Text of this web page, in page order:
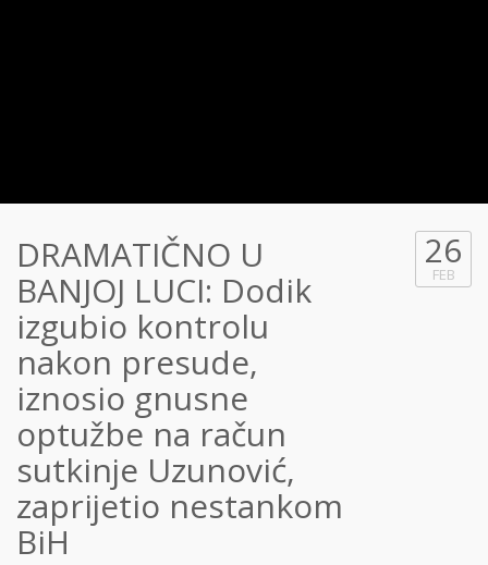
DRAMATIČNO U
BANJOJ LUCI: Dodik
izgubio kontrolu
nakon presude,
iznosio gnusne
optužbe na račun
sutkinje Uzunović,
zaprijetio nestankom
BiH
26
FEB